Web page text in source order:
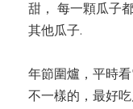
甜， 每一顆瓜子
其他瓜子.
年節圍爐，平時
不一樣的，最好